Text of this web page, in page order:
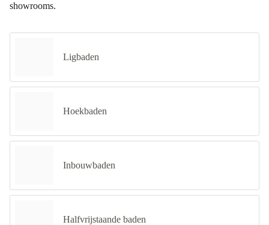
showrooms.
Ligbaden
Hoekbaden
Inbouwbaden
Halfvrijstaande baden